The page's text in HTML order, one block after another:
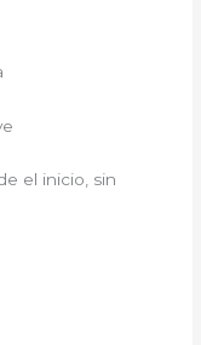
el inicio, sin